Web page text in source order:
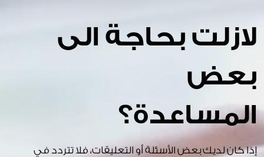
لازلت بحاجة الى
بعض
المساعدة؟
إذا كان لديك بعض الأسئلة أو التعليقات، فلا تتردد في